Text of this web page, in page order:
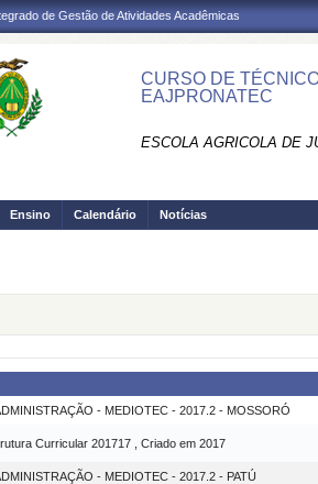
de Gestão de Atividades Acadêmicas
CURSO DE
EAJPRONATEC
ESCOLA AGRICOLA DE
Ensino Calendário Notícias
- MEDIOTEC - 2017.2 - MOSSORÓ
Curricular 201717 , Criado em 2017
- MEDIOTEC - 2017.2 - PATÚ